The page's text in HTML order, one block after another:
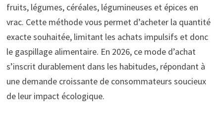
fruits, légumes, céréales, légumineuses et épices en
vrac. Cette méthode vous permet d’acheter la quantité
exacte souhaitée, limitant les achats impulsifs et donc
le gaspillage alimentaire. En 2026, ce mode d’achat
s’inscrit durablement dans les habitudes, répondant à
une demande croissante de consommateurs soucieux
de leur impact écologique.